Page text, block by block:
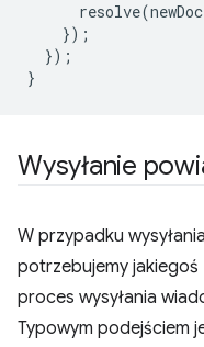
resolve(newDoc
});
});
}
Wysyłanie
W przypadku
potrzebujemy
proces wysyłania
Typowym podejściem